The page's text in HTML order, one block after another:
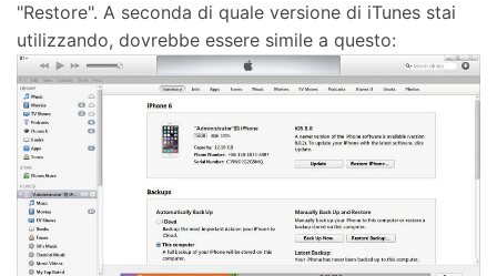
"Restore". A seconda di quale versione di iTunes stai
utilizzando, dovrebbe essere simile a questo: